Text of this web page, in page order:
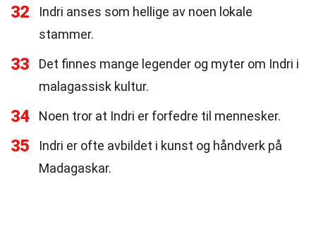
32
Indri anses som hellige av noen lokale
stammer.
33
Det finnes mange legender og myter om Indri i
malagassisk kultur.
34 Noen tror at Indri er forfedre til mennesker.
35
Indri er ofte avbildet i kunst og håndverk på
Madagaskar.